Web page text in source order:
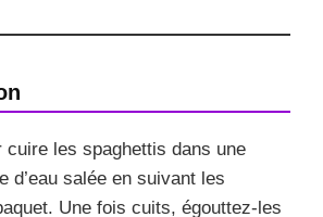
cuire les spaghettis dans une
d’eau salée en suivant les
Une fois cuits, égouttez-les